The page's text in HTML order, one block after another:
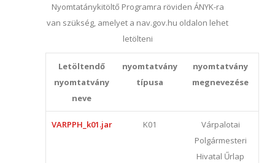
Nyomtatánykitöltő Programra röviden ÁNYK-ra
van szükség, amelyet a nav.gov.hu oldalon lehet
letölteni
Letöltendő
nyomtatvány
neve
nyomtatvány
típusa
nyomtatvány
megnevezése
VARPPH_k01.jar K01
Várpalotai
Polgármesteri
Hivatal Űrlap